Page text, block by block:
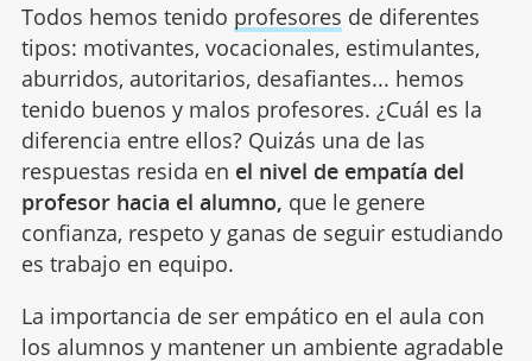
Todos hemos tenido profesores de diferentes
tipos: motivantes, vocacionales, estimulantes,
aburridos, autoritarios, desafiantes... hemos
tenido buenos y malos profesores. ¿Cuál es la
diferencia entre ellos? Quizás una de las
respuestas resida en el nivel de empatía del
profesor hacia el alumno, que le genere
confianza, respeto y ganas de seguir estudiando
es trabajo en equipo.
La importancia de ser empático en el aula con
los alumnos y mantener un ambiente agradable